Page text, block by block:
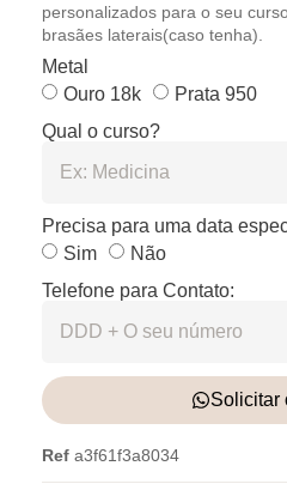
personalizados para o seu
brasães laterais(caso tenha).
Metal
Ouro 18k
Prata 950
Qual o curso?
Precisa para uma data
Sim
Não
Telefone para Contato:
Solicitar
Ref a3f61f3a8034